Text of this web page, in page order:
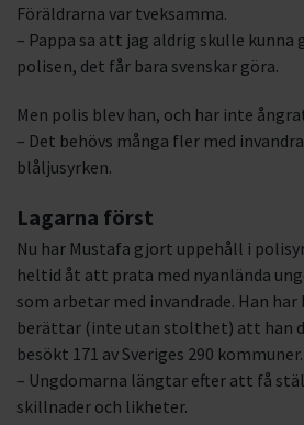
Föräldrarna var tveksamma.
– Pappa sa att jag aldrig skulle kunna
polisen, det får bara svenskar göra.
Men polis blev han, och har inte
– Det behövs många fler med
blåljusyrken.
Lagarna först
Nu har Mustafa gjort uppehåll i
heltid åt att prata med nyanlända
som arbetar med invandrade. Han
berättar (inte utan stolthet) att han
besökt 171 av Sveriges 290 kommuner.
– Ungdomarna längtar efter att få
skillnader och likheter.